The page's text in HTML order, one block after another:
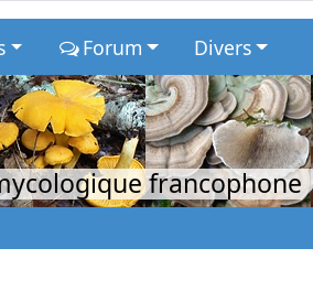
Forum Divers
francophone